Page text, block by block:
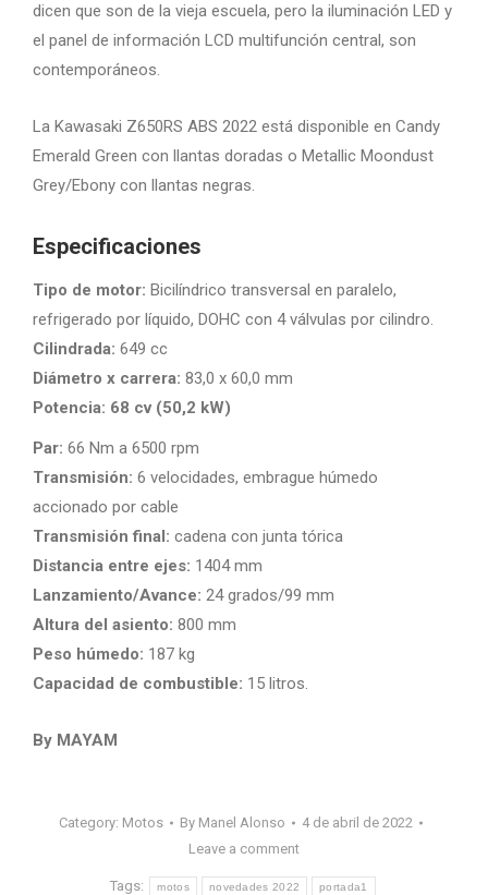
dicen que son de la vieja escuela, pero la iluminación LED y
el panel de información LCD multifunción central, son
contemporáneos.
La Kawasaki Z650RS ABS 2022 está disponible en Candy
Emerald Green con llantas doradas o Metallic Moondust
Grey/Ebony con llantas negras.
Especificaciones
Tipo de motor: Bicilíndrico transversal en paralelo,
refrigerado por líquido, DOHC con 4 válvulas por cilindro.
Cilindrada: 649 cc
Diámetro x carrera: 83,0 x 60,0 mm
Potencia: 68 cv (50,2 kW)
Par: 66 Nm a 6500 rpm
Transmisión: 6 velocidades, embrague húmedo
accionado por cable
Transmisión final: cadena con junta tórica
Distancia entre ejes: 1404 mm
Lanzamiento/Avance: 24 grados/99 mm
Altura del asiento: 800 mm
Peso húmedo: 187 kg
Capacidad de combustible: 15 litros.
By MAYAM
Category: Motos By Manel Alonso
4 de abril de 2022
Leave a comment
Tags: motos novedades 2022 portada1